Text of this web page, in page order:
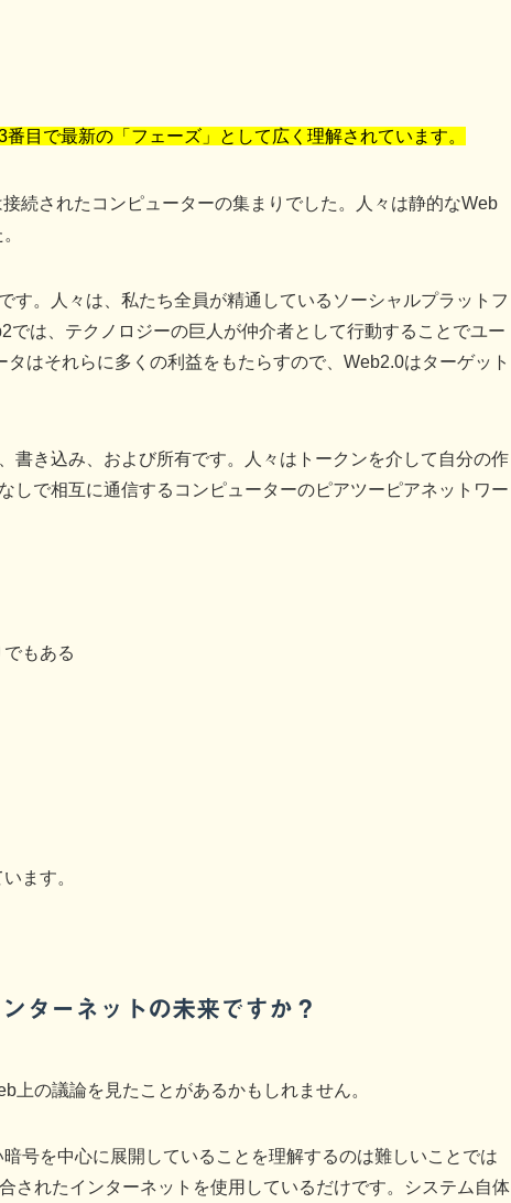
目で最新の「フェーズ」として広く理解されています。
続されたコンピューターの集まりでした。人々は静的なWeb
す。人々は、私たち全員が精通しているソーシャルプラットフ
では、テクノロジーの巨人が仲介者として行動することでユー
はそれらに多くの利益をもたらすので、Web2.0はターゲット
書き込み、および所有です。人々はトークンを介して自分の作
しで相互に通信するコンピューターのピアツーピアネットワー
もある
ます。
ターネットの未来ですか？
上の議論を見たことがあるかもしれません。
号を中心に展開していることを理解するのは難しいことでは
されたインターネットを使用しているだけです。システム自体